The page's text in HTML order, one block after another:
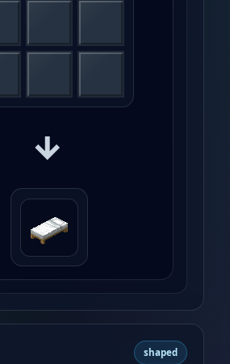
→
shaped